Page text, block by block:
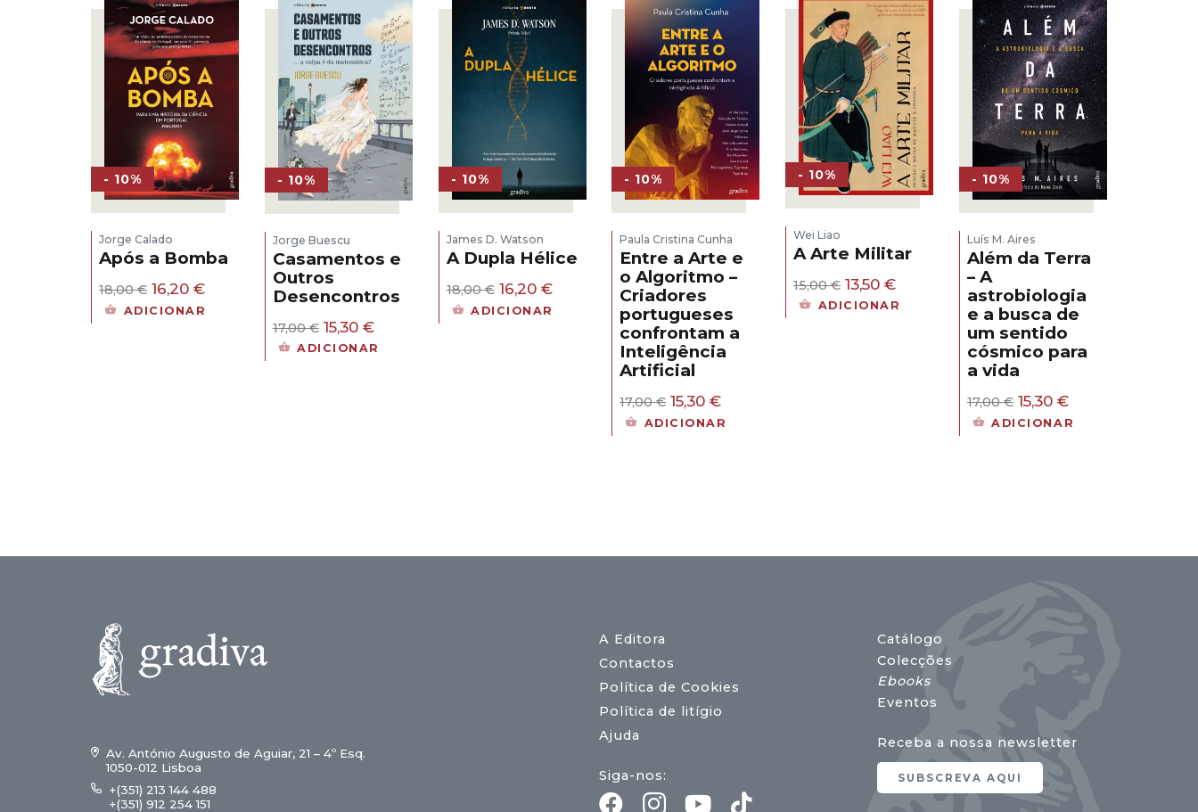
- 10%
Jorge Calado
Após a Bomba
18,00€ O
preço
original
16,20 €O
ADICIONAR
- 10%
Jorge Buescu
Casamentos e
Outros
Desencontros
17,00€ O
preço
15,30 €O
preço
ADICIONAR
- 10%
James D. Watson
A Dupla Hélice
18,00€ O
preço
original
16,20 €O
ADICIONAR
- 10%
Paula Cristina Cunha
Entre a Arte e
o Algoritmo –
Criadores
portugueses
confrontam a
Inteligência
Artificial
17,00€ O
preço
original
15,30€O
preço
atual
ADICIONAR
- 10%
Wei Liao
A Arte Militar
15,00€ O
preço
13,50€O
preço
ADICIONAR
- 10%
Luís M. Aires
Além da Terra
– A
astrobiologia
e a busca de
um sentido
cósmico para
a vida
17,00€ O
preço
original
15,30 €O
preço
atual
ADICIONAR
Av. António Augusto de Aguiar, 21 – 4º Esq.
1050-012 Lisboa
+(351) 213 144 488
+(351) 912 254 151
A Editora
Contactos
Política de Cookies
Política de litígio
Ajuda
Siga-nos:
Catálogo
Colecções
Ebooks
Eventos
Receba a nossa newsletter
SUBSCREVA AQUI